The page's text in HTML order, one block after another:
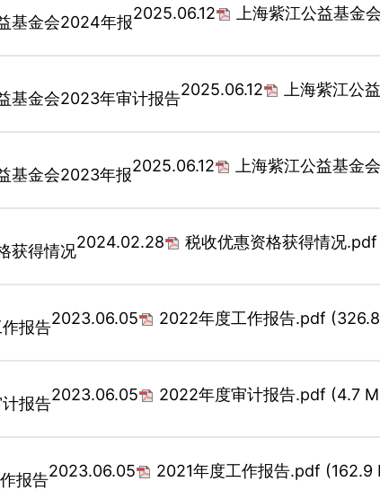
基金会2024年报2025.06.12 上海紫江公益基金
基金会2023年审计报告2025.06.12 上海紫江公
基金会2023年报2025.06.12 上海紫江公益基金
获得情况2024.02.28 税收优惠资格获得情况.pdf
报告2023.06.05 2022年度工作报告.pdf
报告2023.06.05 2022年度审计报告.pdf (4.7
报告2023.06.05 2021年度工作报告.pdf (162.9